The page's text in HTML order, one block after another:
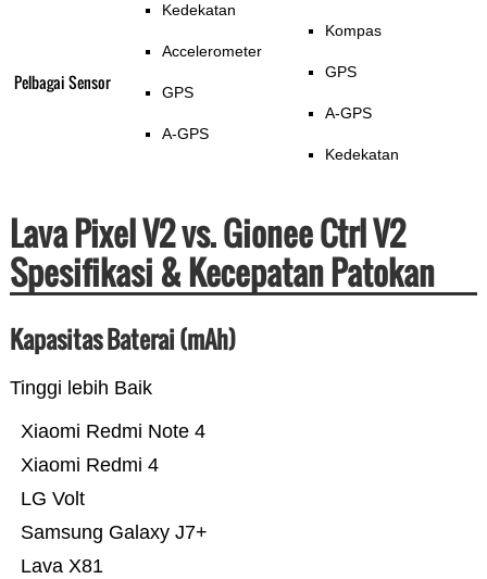
Pelbagai Sensor
Kedekatan
Accelerometer
GPS
A-GPS
Kompas
GPS
A-GPS
Kedekatan
Lava Pixel V2 vs. Gionee Ctrl V2
Spesifikasi & Kecepatan Patokan
Kapasitas Baterai (mAh)
Tinggi lebih Baik
Lava X81
Samsung Galaxy J7+
LG Volt
Xiaomi Redmi 4
Xiaomi Redmi Note 4